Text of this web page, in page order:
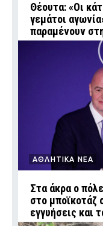
Θέουτα: «Οι
γεμάτοι
παραμένουν
ΑΘΛΗΤΙΚΑ ΝΕΑ
Στα άκρα ο
στο μποϊκοτάζ
εγγυήσεις και